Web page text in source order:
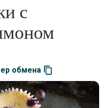
с
обмена